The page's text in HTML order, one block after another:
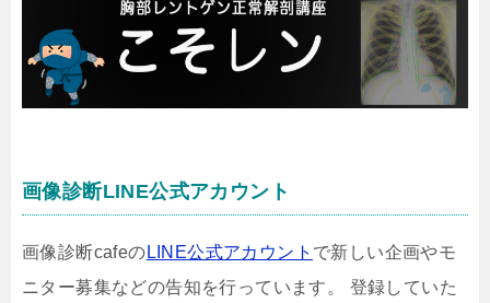
画像診断LINE公式アカウント
画像診断cafeの LINE公式アカウント で新しい企画やモ
ニター募集などの告知を行っています。 登録していた